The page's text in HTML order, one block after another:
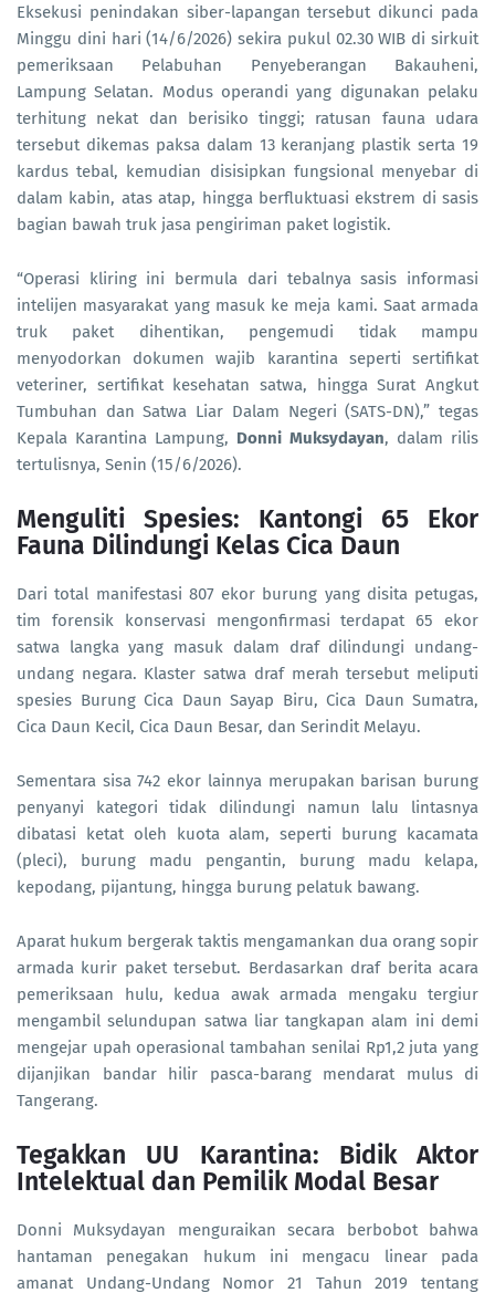
Eksekusi penindakan siber-lapangan tersebut dikunci pada
Minggu dini hari (14/6/2026) sekira pukul 02.30 WIB di sirkuit
pemeriksaan Pelabuhan Penyeberangan Bakauheni,
Lampung Selatan. Modus operandi yang digunakan pelaku
terhitung nekat dan berisiko tinggi; ratusan fauna udara
tersebut dikemas paksa dalam 13 keranjang plastik serta 19
kardus tebal, kemudian disisipkan fungsional menyebar di
dalam kabin, atas atap, hingga berfluktuasi ekstrem di sasis
bagian bawah truk jasa pengiriman paket logistik.
“Operasi kliring ini bermula dari tebalnya sasis informasi
intelijen masyarakat yang masuk ke meja kami. Saat armada
truk paket dihentikan, pengemudi tidak mampu
menyodorkan dokumen wajib karantina seperti sertifikat
veteriner, sertifikat kesehatan satwa, hingga Surat Angkut
Tumbuhan dan Satwa Liar Dalam Negeri (SATS-DN),” tegas
Kepala Karantina Lampung, Donni Muksydayan, dalam rilis
tertulisnya, Senin (15/6/2026).
Menguliti Spesies: Kantongi 65 Ekor
Fauna Dilindungi Kelas Cica Daun
Dari total manifestasi 807 ekor burung yang disita petugas,
tim forensik konservasi mengonfirmasi terdapat 65 ekor
satwa langka yang masuk dalam draf dilindungi undang-
undang negara. Klaster satwa draf merah tersebut meliputi
spesies Burung Cica Daun Sayap Biru, Cica Daun Sumatra,
Cica Daun Kecil, Cica Daun Besar, dan Serindit Melayu.
Sementara sisa 742 ekor lainnya merupakan barisan burung
penyanyi kategori tidak dilindungi namun lalu lintasnya
dibatasi ketat oleh kuota alam, seperti burung kacamata
(pleci), burung madu pengantin, burung madu kelapa,
kepodang, pijantung, hingga burung pelatuk bawang.
Aparat hukum bergerak taktis mengamankan dua orang sopir
armada kurir paket tersebut. Berdasarkan draf berita acara
pemeriksaan hulu, kedua awak armada mengaku tergiur
mengambil selundupan satwa liar tangkapan alam ini demi
mengejar upah operasional tambahan senilai Rp1,2 juta yang
dijanjikan bandar hilir pasca-barang mendarat mulus di
Tangerang.
Tegakkan UU Karantina: Bidik Aktor
Intelektual dan Pemilik Modal Besar
Donni Muksydayan menguraikan secara berbobot bahwa
hantaman penegakan hukum ini mengacu linear pada
amanat Undang-Undang Nomor 21 Tahun 2019 tentang